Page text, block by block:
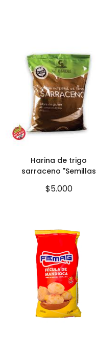
Harina de trigo
sarraceno "Semillas
$5.000